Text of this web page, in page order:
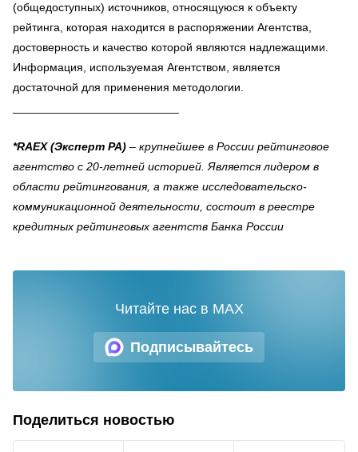
(общедоступных) источников, относящуюся к объекту
рейтинга, которая находится в распоряжении Агентства,
достоверность и качество которой являются надлежащими.
Информация, используемая Агентством, является
достаточной для применения методологии.
*RAEX (Эксперт РА) – крупнейшее в России рейтинговое
агентство с 20-летней историей. Является лидером в
области рейтингования, а также исследовательско-
коммуникационной деятельности, состоит в реестре
кредитных рейтинговых агентств Банка России
Подписывайтесь
Читайте нас в MAX
Поделиться новостью